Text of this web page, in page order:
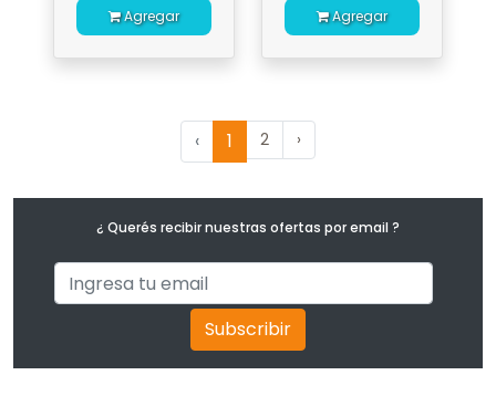
Agregar Agregar
‹ 1 2 ›
¿ Querés recibir nuestras ofertas por email ?
Subscribir